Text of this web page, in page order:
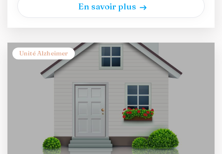
En savoir plus
Unité Alzheimer